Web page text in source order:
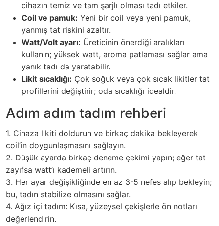
cihazın temiz ve tam şarjlı olması tadı etkiler.
Coil ve pamuk: Yeni bir coil veya yeni pamuk,
yanmış tat riskini azaltır.
Watt/Volt ayarı: Üreticinin önerdiği aralıkları
kullanın; yüksek watt, aroma patlaması sağlar ama
yanık tadı da yaratabilir.
Likit sıcaklığı: Çok soğuk veya çok sıcak likitler tat
profillerini değiştirir; oda sıcaklığı idealdir.
Adım adım tadım rehberi
1. Cihaza likiti doldurun ve birkaç dakika bekleyerek
coil’in doygunlaşmasını sağlayın.
2. Düşük ayarda birkaç deneme çekimi yapın; eğer tat
zayıfsa watt’ı kademeli artırın.
3. Her ayar değişikliğinde en az 3-5 nefes alıp bekleyin;
bu, tadın stabilize olmasını sağlar.
4. Ağız içi tadım: Kısa, yüzeysel çekişlerle ön notları
değerlendirin.